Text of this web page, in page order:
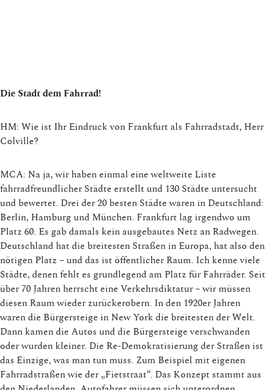
Die Stadt dem Fahrrad!
HM: Wie ist Ihr Eindruck von Frankfurt als Fahrradstadt, Herr
Colville?
MCA: Na ja, wir haben einmal eine weltweite Liste
fahrradfreundlicher Städte erstellt und 130 Städte untersucht
und bewertet. Drei der 20 besten Städte waren in Deutschland:
Berlin, Hamburg und München. Frankfurt lag irgendwo um
Platz 60. Es gab damals kein ausgebautes Netz an Radwegen.
Deutschland hat die breitesten Straßen in Europa, hat also den
nötigen Platz – und das ist öffentlicher Raum. Ich kenne viele
Städte, denen fehlt es grundlegend am Platz für Fahrräder. Seit
über 70 Jahren herrscht eine Verkehrsdiktatur – wir müssen
diesen Raum wieder zurückerobern. In den 1920er Jahren
waren die Bürgersteige in New York die breitesten der Welt.
Dann kamen die Autos und die Bürgersteige verschwanden
oder wurden kleiner. Die Re-Demokratisierung der Straßen ist
das Einzige, was man tun muss. Zum Beispiel mit eigenen
Fahrradstraßen wie der „Fietstraat“. Das Konzept stammt aus